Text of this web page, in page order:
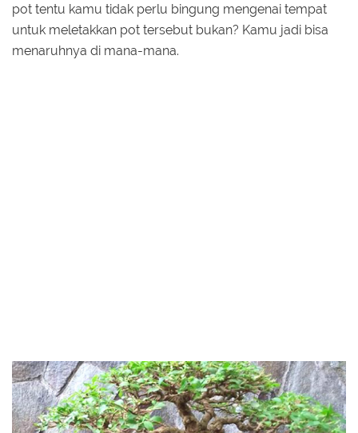
pot tentu kamu tidak perlu bingung mengenai tempat
untuk meletakkan pot tersebut bukan? Kamu jadi bisa
menaruhnya di mana-mana.